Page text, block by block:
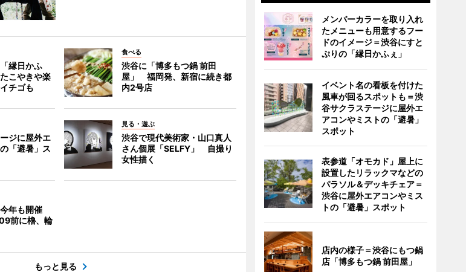
縁日かふ
こやきや楽
チゴも
食べる
渋谷に「博多もつ鍋 前田
屋」 福岡発、新宿に続き都
内2号店
ジに屋外エ
「避暑」ス
見る・遊ぶ
渋谷で現代美術家・山口真人
さん個展「SELFY」 自撮り
女性描く
年も開催
前に櫓、輪
もっと見る
メンバーカラーを取り入れ
たメニューも用意するフー
ドのイメージ＝渋谷にすと
ぷりの「縁日かふぇ」
イベント名の看板を付けた
風車が回るスポットも＝渋
谷サクラステージに屋外エ
アコンやミストの「避暑」
スポット
表参道「オモカド」屋上に
設置したリラックマなどの
パラソル＆デッキチェア＝
渋谷に屋外エアコンやミス
トの「避暑」スポット
店内の様子＝渋谷にもつ鍋
店「博多もつ鍋 前田屋」